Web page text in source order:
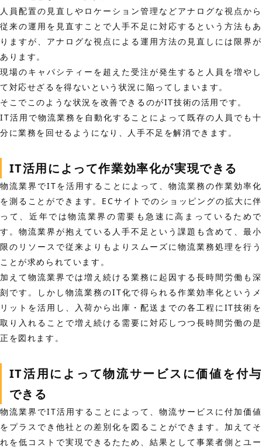
人員配置の見直しやロケーション管理などアナログな視点から
従来の運用を見直すことで人手不足に対応するという方法もあ
りますが、アナログな視点による運用方法の見直しには限界が
あります。
現場のキャパシティーを超えた受注が発生すると人員を増やし
て対応せざるを得ないという状況に陥ってしまいます。
そこでこのような状況を改善できるのがIT技術の活用です。
IT活用で物流業務を自動化することによって既存の人員でも十
分に業務を回せるようになり、人手不足を解消できます。
IT活用によって作業効率化が実現できる
物流業界でITを活用することによって、物流業務の作業効率化
を測ることができます。 ECサイトでのショッピングの拡大に伴
って、近年では物流業界の需要も急速に高まっているためで
す。物流業界が抱えている人手不足という課題も含めて、最小
限のリソースで従来よりもよりスムーズに物流業務処理を行う
ことが求められています。
加えて物流業界では増え続ける業務に起因する長時間労働も深
刻です。しかし物流業務のIT化で得られる作業効率化というメ
リットを活用し、
入荷から出庫・配送までの各工程にIT技術を
取り入れることで増え続ける需要に対応しつつ長時間労働の是
正を図れます。
IT活用によって物流サービスに価値を付与
できる
物流業界でIT活用することによって、物流サービスに付加価値
をプラスでき他社との差別化を図ることができます。 加えてそ
れを低コストで実現できるたため、結果として事業者側とユー